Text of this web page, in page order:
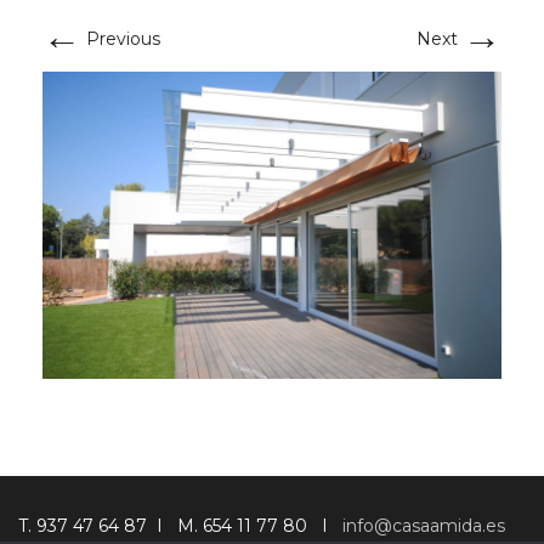
← Previous Next →
T. 937 47 64 87 I M. 654 11 77 80 I info@casaamida.es